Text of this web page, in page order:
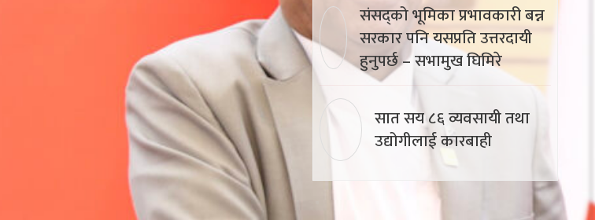
संसद्को भूमिका प्रभावकारी बन्न
सरकार पनि यसप्रति उत्तरदायी
हुनुपर्छ – सभामुख घिमिरे
सात सय ८६ व्यवसायी तथा
उद्योगीलाई कारबाही